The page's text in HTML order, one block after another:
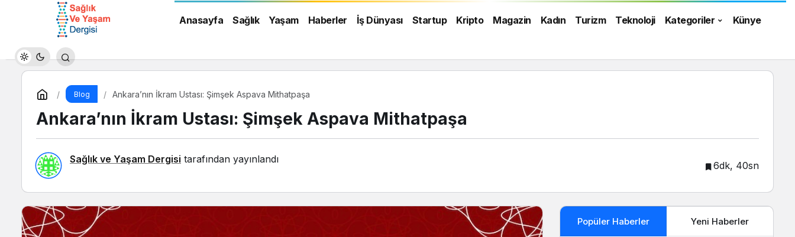
Anasayfa Sağlık Yaşam Haberler İş Dünyası Startup Kripto Magazin Kadın Turizm Teknoloji Kategoriler Künye
Blog Ankara’nın İkram Ustası: Şimşek Aspava Mithatpaşa
Ankara’nın İkram Ustası: Şimşek Aspava Mithatpaşa
Sağlık ve Yaşam Dergisi tarafından yayınlandı
6dk, 40sn
Popüler Haberler Yeni Haberler